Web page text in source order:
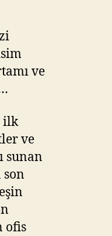
ve
ilk
ve
sunan
son
ofis